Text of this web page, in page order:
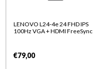
LENOVO L24-4e 24 FHD IPS
100Hz VGA + HDMI FreeSync
€79,00